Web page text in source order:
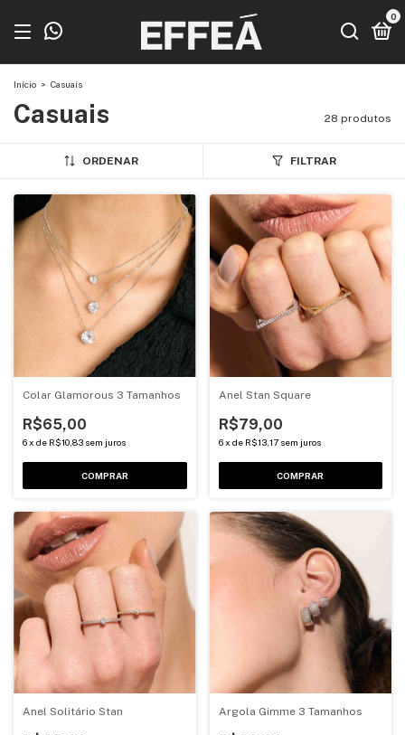
0
Início > Casuais
Casuais 28 produtos
ORDENAR FILTRAR
Colar Glamorous 3 Tamanhos
R$65,00
6x de R$10,83 sem juros
COMPRAR
Anel Stan Square
R$79,00
6 x de R$13,17 sem juros
COMPRAR
Anel Solitário Stan Argola Gimme 3 Tamanhos